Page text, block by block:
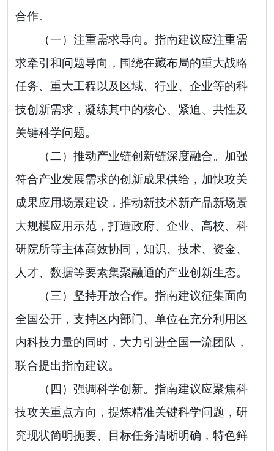
合作。
（一）注重需求导向。 指南建议应注重需
求牵引和问题导向，围绕在藏布局的重大战略
任务、重大工程以及区域、行业、企业等的科
技创新需求 ， 凝练其中的核心、紧迫、共性及
关键科学问题。
（二）推动产业链创新链深度融合。 加强
符合产业发展需求的创新成果供给， 加快攻关
成果应用场景建设，推动新技术新产品新场景
大规模应用示范， 打造政府、企业、高校、科
研院所等主体高效协同，知识、技术、资金、
人才、数据等要素集聚融通的产业创新生态。
（三 ）坚持开放合作。 指南建议征集面向
全国公开， 支持区内部门、单位在充分利用区
内科技力量的同时，大力引进全国一流团队，
联合提出指南建议。
（ 四）强调科学创新。 指南建议应聚焦科
技攻关重点方向，提炼精准关键科学问题，研
究现状简明扼要、目标任务清晰明确，特色鲜